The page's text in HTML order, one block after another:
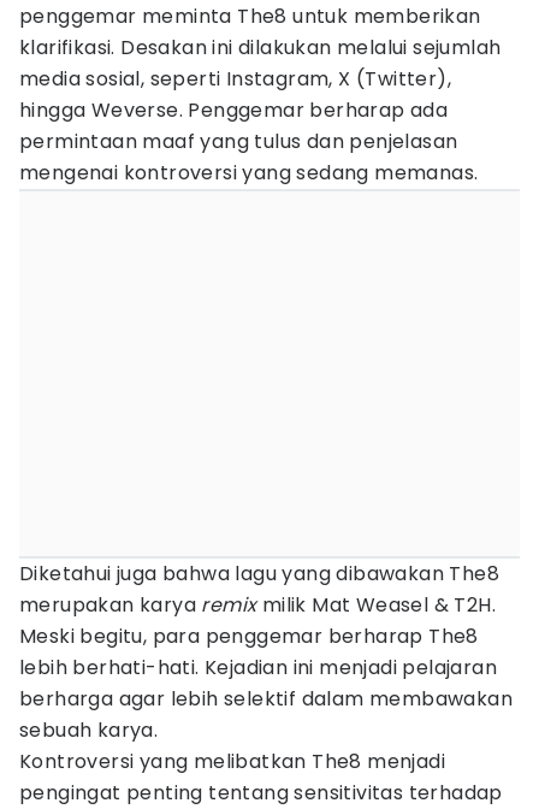
penggemar meminta The8 untuk memberikan
klarifikasi. Desakan ini dilakukan melalui sejumlah
media sosial, seperti Instagram, X (Twitter),
hingga Weverse. Penggemar berharap ada
permintaan maaf yang tulus dan penjelasan
mengenai kontroversi yang sedang memanas.
Diketahui juga bahwa lagu yang dibawakan The8
merupakan karya remixmilik Mat Weasel & T2H.
Meski begitu, para penggemar berharap The8
lebih berhati-hati. Kejadian ini menjadi pelajaran
berharga agar lebih selektif dalam membawakan
sebuah karya.
Kontroversi yang melibatkan The8 menjadi
pengingat penting tentang sensitivitas terhadap